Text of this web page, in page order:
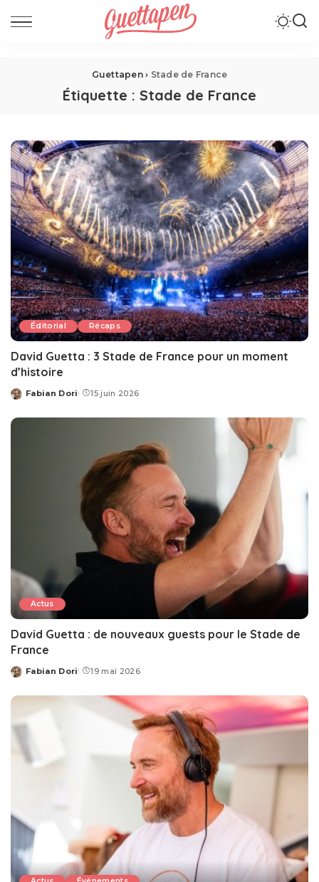
Guettapen› Stade de France
Étiquette : Stade de France
Éditorial Récaps
David Guetta : 3 Stade de France pour un moment
d’histoire
Posted
Fabian Dori 15 juin 2026
Actus
David Guetta : de nouveaux guests pour le Stade de
France
Posted
Fabian Dori 19 mai 2026